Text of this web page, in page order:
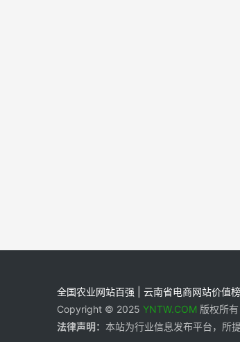
全国农业网站百强 | 云南省电商网站价值榜
Copyright © 2025 YNTW.COM 版权所
法律声明： 本站为行业信息发布平台，所